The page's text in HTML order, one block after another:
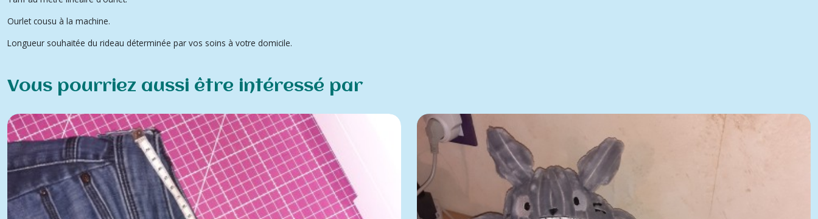
Ourlet cousu à la machine.
Longueur souhaitée du rideau déterminée par vos soins à votre domicile.
Vous pourriez aussi être intéressé par